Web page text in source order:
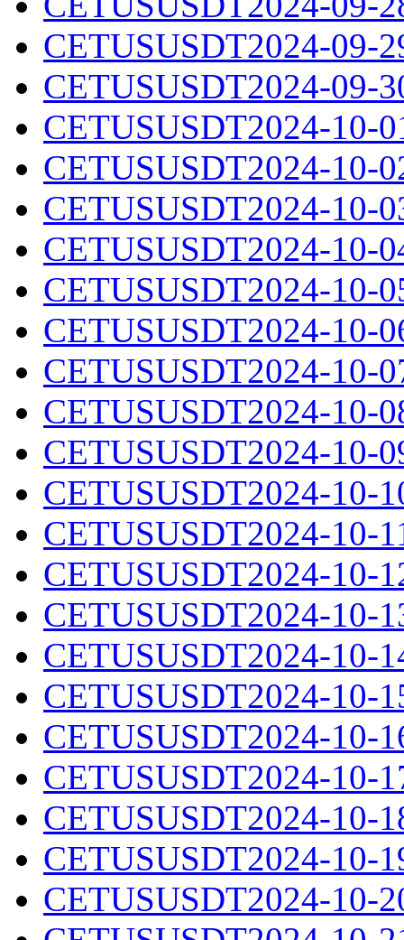
CETUSUSDT2024-09-
CETUSUSDT2024-09-
CETUSUSDT2024-10-
CETUSUSDT2024-10-
CETUSUSDT2024-10-
CETUSUSDT2024-10-
CETUSUSDT2024-10-
CETUSUSDT2024-10-
CETUSUSDT2024-10-
CETUSUSDT2024-10-
CETUSUSDT2024-10-
CETUSUSDT2024-10-
CETUSUSDT2024-10-
CETUSUSDT2024-10-
CETUSUSDT2024-10-
CETUSUSDT2024-10-
CETUSUSDT2024-10-
CETUSUSDT2024-10-
CETUSUSDT2024-10-
CETUSUSDT2024-10-
CETUSUSDT2024-10-
CETUSUSDT2024-10-